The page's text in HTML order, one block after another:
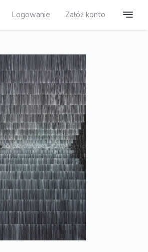
Logowanie Załóż konto